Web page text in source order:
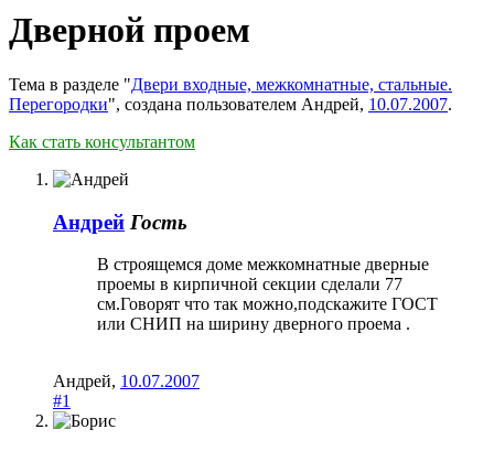
Дверной проем
Тема в разделе "Двери входные, межкомнатные, стальные.
Перегородки", создана пользователем Андрей, 10.07.2007.
Как стать консультантом
Андрей Гость
В строящемся доме межкомнатные дверные
проемы в кирпичной секции сделали 77
см.Говорят что так можно,подскажите ГОСТ
или СНИП на ширину дверного проема .
Андрей, 10.07.2007
#1